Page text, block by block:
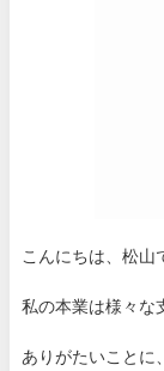
こんにちは、松山
私の本業は様々な
ありがたいことに